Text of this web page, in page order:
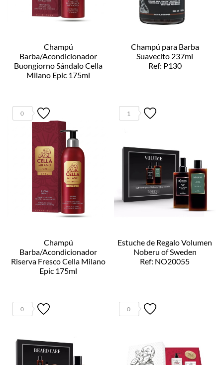
Champú
Barba/Acondicionador
Buongiorno Sándalo Cella
Milano Epic 175ml
Champú para Barba
Suavecito 237ml
Ref: P130
0
Champú
Barba/Acondicionador
Riserva Fresco Cella Milano
Epic 175ml
1
Estuche de Regalo Volumen
Noberu of Sweden
Ref: NO20055
0 0